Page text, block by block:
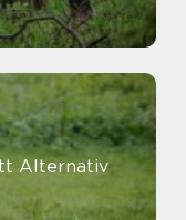
Alternativ